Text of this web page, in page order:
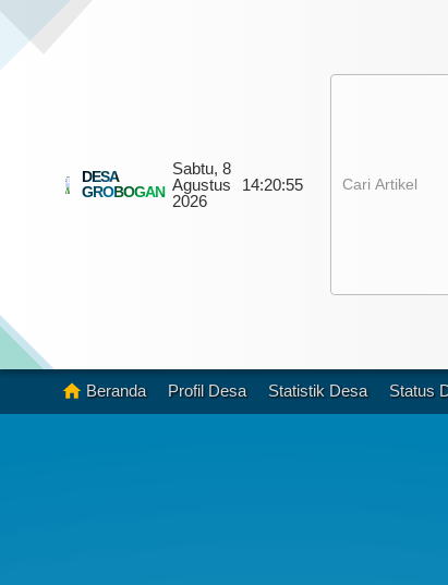
DESA
GROBOGAN
Sabtu, 8
Agustus
2026
14:20:56
Beranda Profil Desa Statistik Desa Status